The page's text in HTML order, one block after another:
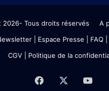
2026- Tous droits réservés A
| Espace Presse | FAQ
CGV| Politique de la